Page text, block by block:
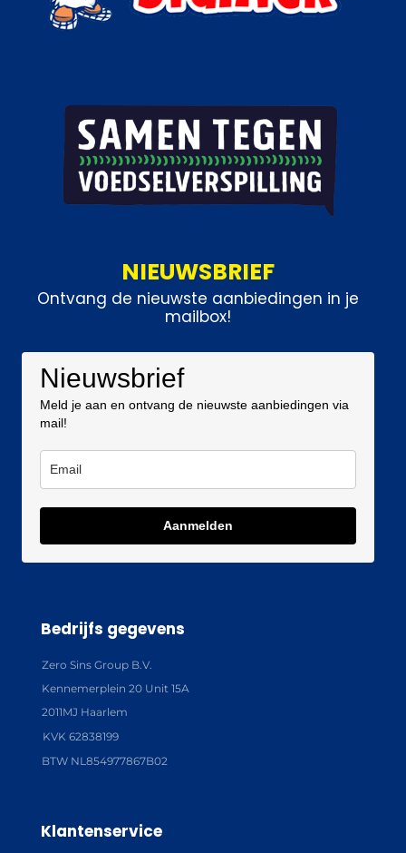
NIEUWSBRIEF
Ontvang de nieuwste aanbiedingen in je
mailbox!
Nieuwsbrief
Meld je aan en ontvang de nieuwste aanbiedingen via
mail!
Aanmelden
Bedrijfs gegevens
Zero Sins Group B.V.
Kennemerplein 20 Unit 15A
2011MJ Haarlem
KVK 62838199
BTW NL854977867B02
Klantenservice